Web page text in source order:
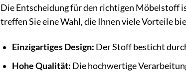
Die Entscheidung für den richtigen Möbelstoff
treffen Sie eine Wahl, die Ihnen viele Vorteile
Einzigartiges Design: Der Stoff besticht
Hohe Qualität: Die hochwertige